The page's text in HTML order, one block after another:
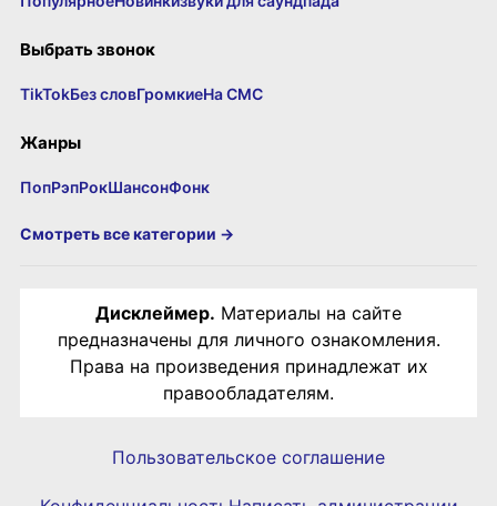
Выбрать звонок
TikTokБез словГромкиеНа СМС
Жанры
ПопРэпРокШансонФонк
Смотреть все категории →
Дисклеймер. Материалы на сайте
предназначены для личного ознакомления.
Права на произведения принадлежат их
правообладателям.
Пользовательское соглашение